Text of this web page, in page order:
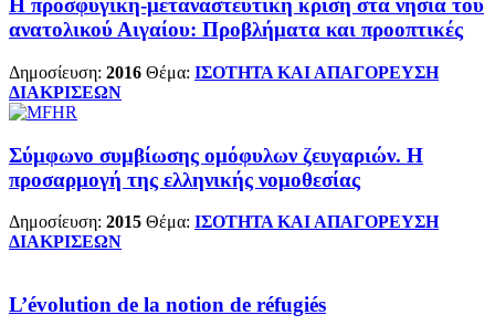
Η προσφυγική-μεταναστευτική κρίση στα νησιά του
ανατολικού Αιγαίου: Προβλήματα και προοπτικές
Δημοσίευση: 2016 Θέμα: ΙΣΟΤΗΤΑ ΚΑΙ ΑΠΑΓΟΡΕΥΣΗ
ΔΙΑΚΡΙΣΕΩΝ
Σύμφωνο συμβίωσης ομόφυλων ζευγαριών. Η
προσαρμογή της ελληνικής νομοθεσίας
Δημοσίευση: 2015 Θέμα: ΙΣΟΤΗΤΑ ΚΑΙ ΑΠΑΓΟΡΕΥΣΗ
ΔΙΑΚΡΙΣΕΩΝ
L’évolution de la notion de réfugiés